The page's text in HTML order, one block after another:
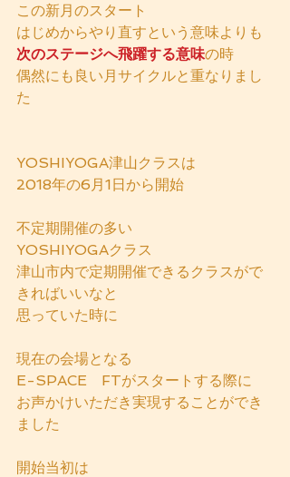
この新月のスタート
はじめからやり直すという意味よりも
次のステージへ飛躍する意味の時
偶然にも良い月サイクルと重なりまし
た
YOSHIYOGA津山クラスは
2018年の6月1日から開始
不定期開催の多い
YOSHIYOGAクラス
津山市内で定期開催できるクラスがで
きればいいなと
思っていた時に
現在の会場となる
E-SPACE　FTがスタートする際に
お声かけいただき実現することができ
ました
開始当初は